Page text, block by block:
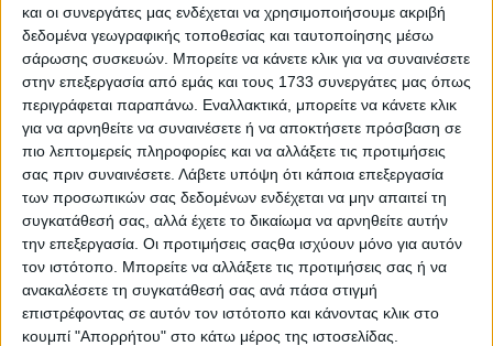
και οι συνεργάτες μας ενδέχεται να χρησιμοποιήσουμε ακριβή
δεδομένα γεωγραφικής τοποθεσίας και ταυτοποίησης μέσω
σάρωσης συσκευών. Μπορείτε να κάνετε κλικ για να συναινέσετε
στην επεξεργασία από εμάς και τους 1733 συνεργάτες μας όπως
περιγράφεται παραπάνω. Εναλλακτικά, μπορείτε να κάνετε κλικ
για να αρνηθείτε να συναινέσετε ή να αποκτήσετε πρόσβαση σε
πιο λεπτομερείς πληροφορίες και να αλλάξετε τις προτιμήσεις
σας πριν συναινέσετε. Λάβετε υπόψη ότι κάποια επεξεργασία
των προσωπικών σας δεδομένων ενδέχεται να μην απαιτεί τη
συγκατάθεσή σας, αλλά έχετε το δικαίωμα να αρνηθείτε αυτήν
την επεξεργασία. Οι προτιμήσεις σαςθα ισχύουν μόνο για αυτόν
τον ιστότοπο. Μπορείτε να αλλάξετε τις προτιμήσεις σας ή να
ανακαλέσετε τη συγκατάθεσή σας ανά πάσα στιγμή
επιστρέφοντας σε αυτόν τον ιστότοπο και κάνοντας κλικ στο
κουμπί "Απορρήτου" στο κάτω μέρος της ιστοσελίδας.
Τα δύο μοντέλα που
“πρωταγωνιστούν” στη νέα ταινία
Spider-Man